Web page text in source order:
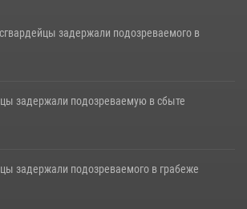
задержали подозреваемого в
задержали подозреваемую в сбыте
задержали подозреваемого в грабеже